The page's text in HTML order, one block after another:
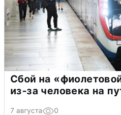
Сбой на
из-за человека на
7 августа 0